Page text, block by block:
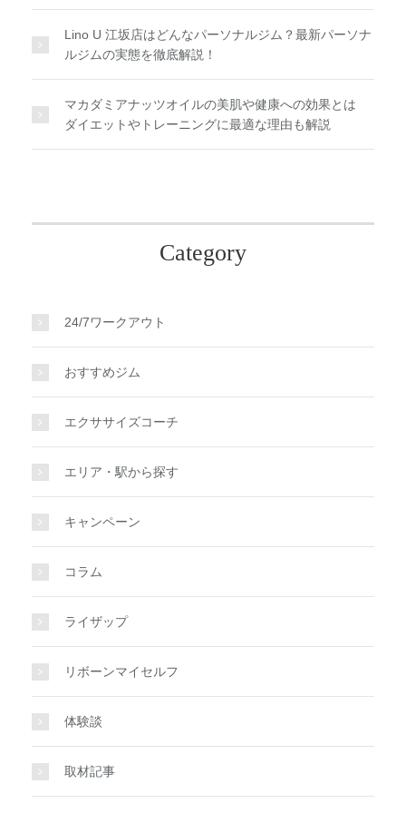
Lino U 江坂店はどんなパーソナルジム？最新パーソナ
ルジムの実態を徹底解説！
マカダミアナッツオイルの美肌や健康への効果とは
ダイエットやトレーニングに最適な理由も解説
Category
24/7ワークアウト
おすすめジム
エクササイズコーチ
エリア・駅から探す
キャンペーン
コラム
ライザップ
リボーンマイセルフ
体験談
取材記事